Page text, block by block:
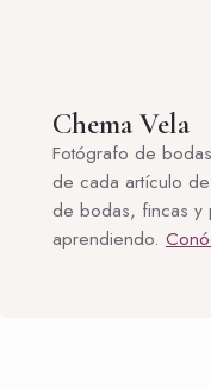
Chema Vela
Fotógrafo de
de cada artículo
de bodas, fincas y
aprendiendo.